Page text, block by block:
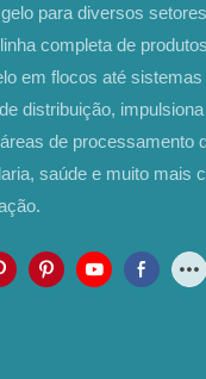
para diversos setores
completa de
em flocos até sistemas
distribuição, impulsiona
de processamento
saúde e muito mais